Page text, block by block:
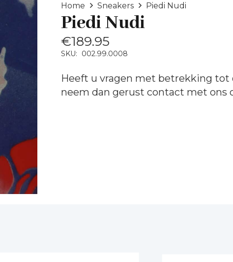
Home Sneakers Piedi Nudi
Piedi Nudi
€189.95
SKU: 002.99.0008
Heeft u vragen met betrekking tot
neem dan gerust contact met ons